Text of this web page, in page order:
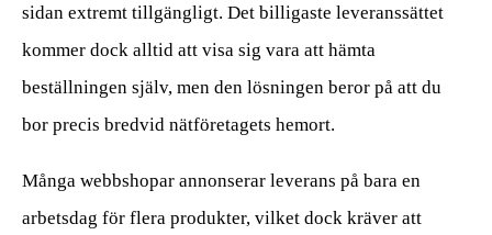
sidan extremt tillgängligt. Det billigaste leveranssättet
kommer dock alltid att visa sig vara att hämta
beställningen själv, men den lösningen beror på att du
bor precis bredvid nätföretagets hemort.
Många webbshopar annonserar leverans på bara en
arbetsdag för flera produkter, vilket dock kräver att